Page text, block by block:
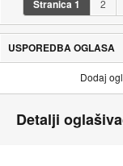
Stranica1 2
USPOREDBA OGLASA
Dodaj
Detalji